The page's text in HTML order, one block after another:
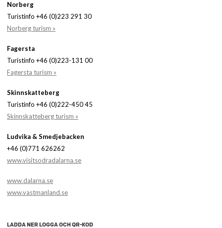
Norberg
Turistinfo +46 (0)223 291 30
Norberg turism »
Fagersta
Turistinfo +46 (0)223-131 00
Fagersta turism »
Skinnskatteberg
Turistinfo +46 (0)222-450 45
Skinnskatteberg turism »
Ludvika & Smedjebacken
+46 (0)771 626262
www.visitsodradalarna.se
www.dalarna.se
www.vastmanland.se
LADDA NER LOGGA OCH QR-KOD